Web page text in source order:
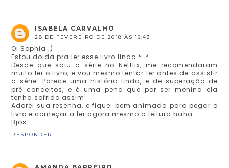
ISABELA CARVALHO
28 DE FEVEREIRO DE 2018 ÀS 16:43
Oi Sophia ;)
Estou doida pra ler esse livro lindo *-*
Desde que saiu a série no Netflix, me recomendaram
muito ler o livro, e vou mesmo tentar ler antes de assistir
a série. Parece uma história linda, e de superação de
pré conceitos, e é uma pena que por ser menina ela
tenha sofrido assim!
Adorei sua resenha, e fiquei bem animada para pegar o
livro e começar a ler agora mesmo a leitura haha
Bjos
RESPONDER